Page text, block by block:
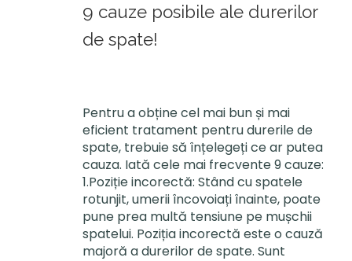
9 cauze posibile ale durerilor
de spate!
Pentru a obține cel mai bun și mai
eficient tratament pentru durerile de
spate, trebuie să înțelegeți ce ar putea
cauza. Iată cele mai frecvente 9 cauze:
1.Poziție incorectă: Stând cu spatele
rotunjit, umerii încovoiați înainte, poate
pune prea multă tensiune pe mușchii
spatelui. Poziția incorectă este o cauză
majoră a durerilor de spate. Sunt